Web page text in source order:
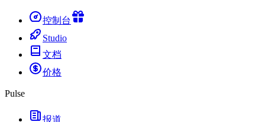
控制台
Studio
文档
价格
Pulse
报道